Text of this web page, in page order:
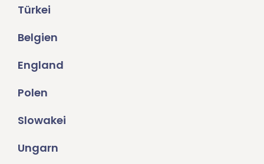
Türkei
Belgien
England
Polen
Slowakei
Ungarn